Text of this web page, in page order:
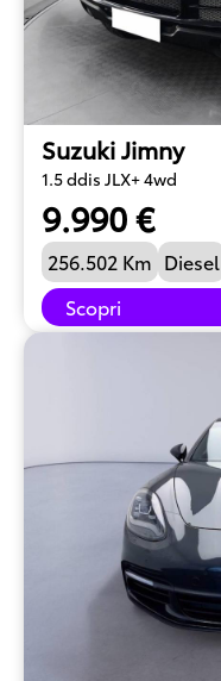
Suzuki Jimny
1.5 ddis JLX+ 4wd
9.990 €
256.502 Km Diesel
Scopri